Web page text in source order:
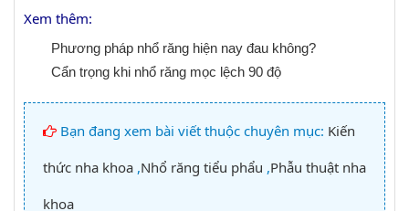
Xem thêm:
Phương pháp nhổ răng hiện nay đau không?
Cẩn trọng khi nhổ răng mọc lệch 90 độ
Bạn đang xem bài viết thuộc chuyên mục: Kiến
thức nha khoa ,Nhổ răng tiểu phẩu ,Phẫu thuật nha
khoa